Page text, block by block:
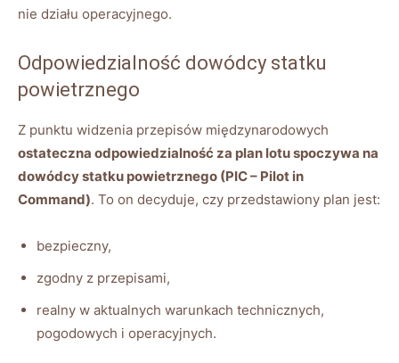
nie działu operacyjnego.
Odpowiedzialność dowódcy statku
powietrznego
Z punktu widzenia przepisów międzynarodowych
ostateczna odpowiedzialność za plan lotu spoczywa na
dowódcy statku powietrznego (PIC – Pilot in
Command). To on decyduje, czy przedstawiony plan jest:
bezpieczny,
zgodny z przepisami,
realny w aktualnych warunkach technicznych,
pogodowych i operacyjnych.